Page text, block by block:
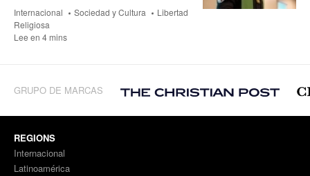
Internacional Sociedad y Cultura
Libertad
Religiosa
Lee en 4 mins
GRUPO DE MARCAS
REGIONS
Internacional
Latinoamérica